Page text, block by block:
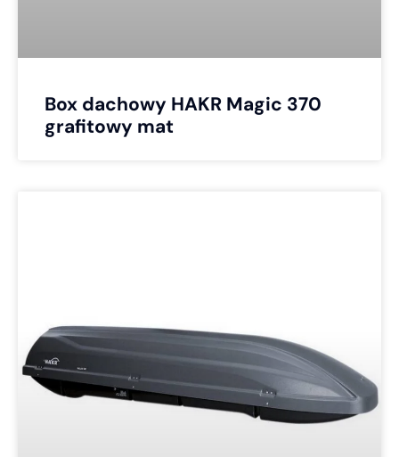
Box dachowy HAKR Magic 370
grafitowy mat